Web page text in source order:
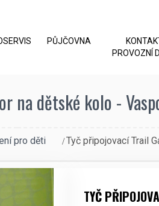
PŮJČOVNA
PROVOZNÍ
na dětské kolo -
pro děti Tyč připojovací Trail
TYČ